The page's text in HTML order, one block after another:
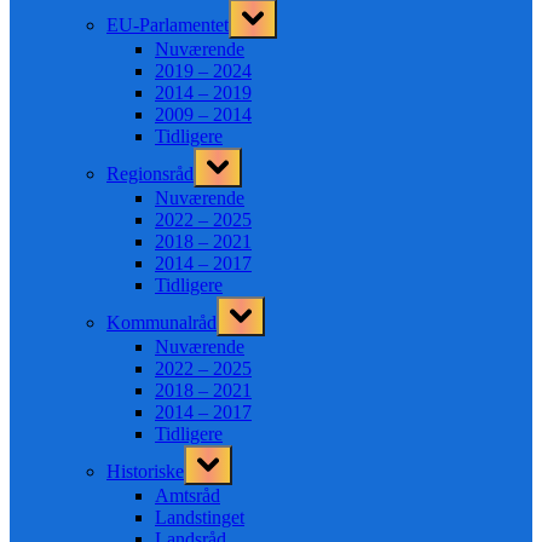
EU-Parlamentet
Toggle
sub-
menu
Nuværende
2019 – 2024
2014 – 2019
2009 – 2014
Tidligere
Regionsråd
Toggle
sub-
menu
Nuværende
2022 – 2025
2018 – 2021
2014 – 2017
Tidligere
Kommunalråd
Toggle
sub-
menu
Nuværende
2022 – 2025
2018 – 2021
2014 – 2017
Tidligere
Historiske
Toggle
sub-
menu
Amtsråd
Landstinget